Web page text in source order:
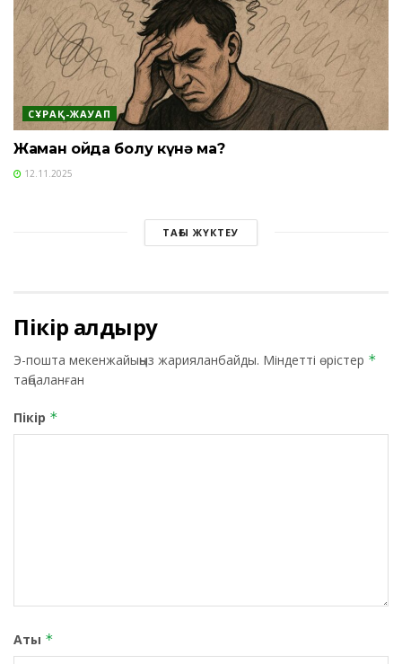
СҰРАҚ-ЖАУАП
Жаман ойда болу күнә ма?
12.11.2025
ТАҒЫ ЖҮКТЕУ
Пікір қалдыру
Э-пошта мекенжайыңыз жарияланбайды. Міндетті өрістер *
таңбаланған
Пікір *
Аты *